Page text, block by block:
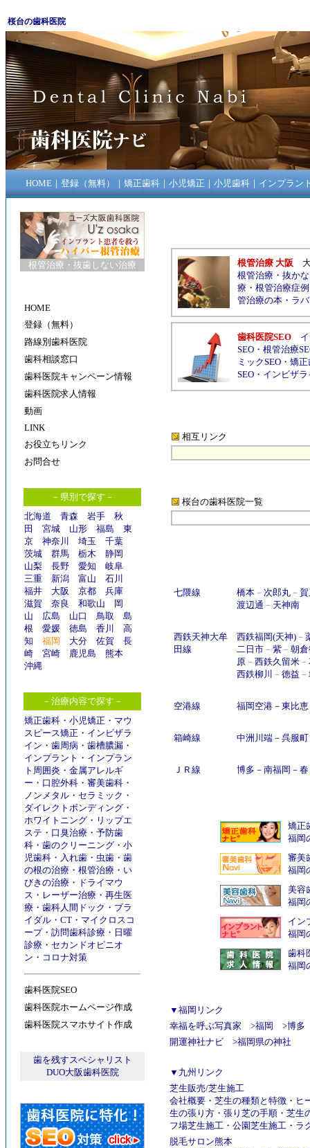
桜台の歯科医院
HOME｜ 登録（無料） ｜ 矯正歯科｜ 小児矯正 ｜ 小児歯科｜ インプラン
根管治療 ・ 抜歯しない治療
HOME
登録（無料）
路線別歯科医院
歯科相談窓口
歯科医院キャンペーン情報
歯科医院求人情報
動画
LINK
お役立ちリンク
お問合せ
－県別で探す－
北海道
青森 岩手
秋
田
宮城 山形 福島
東
京
神奈川 埼玉
千葉
茨城
群馬 栃木
静岡
山梨
長野 愛知
岐阜
三重
新潟 富山
石川
福井
大阪 京都
兵庫
滋賀
奈良 和歌山
岡
山
広島 山口 鳥取
島
根
愛媛 徳島 香川
高
知
福岡 大分 佐賀
長
崎
宮崎 鹿児島
熊本
沖縄
－治療内容で探す－
矯正歯科 ・ 小児矯正 ・ マウ
スピース矯正 ・ インビザラ
イン ・ 歯周病 ・ 歯槽膿漏 ・
インプラント ・ インプラン
ト周囲炎 ・ 金属アレルギ
ー ・ 口腔外科 ・ 審美歯科 ・
ノンメタル ・ セラミック ・
ダイレクトボンディング ・
ホワイトニング ・ リップエ
ステ ・ 口臭治療 ・ 予防歯
科 ・ 歯のクリーニング ・ 小
児歯科 ・ 入れ歯 ・ 虫歯 ・ 歯
の根の治療 ・ 根管治療 ・ い
びきの治療 ・ ドライマウ
ス ・ レーザー治療 ・ 再生医
療 ・ 歯科人間ドック ・ ブラ
イダル ・ CT ・ マイクロスコ
ープ・ 訪問歯科診療 ・ 日曜
診療 ・ セカンドオピニオ
ン ・ コロナ対策
歯科医院SEO
歯科医院ホームページ作成
歯科医院スマホサイト作成
歯を残すスペシャリスト
DUO大阪歯科医院
根管治療 大阪
根管治療・ 抜か
療・ 根管治療症例
管治療の本・ ラ
歯科医院SEO
SEO・ 根管治療
ミックSEO・ 矯正
SEO・ インビザラ
相互リンク
桜台の歯科医院一覧
七隈線 橋本－ 次郎丸－
渡辺通 － 天神南
西鉄天神大牟
田線
西鉄福岡(天神)－
二日市－ 紫－ 朝
原－ 西鉄久留米－
西鉄柳川 － 徳益 －
空港線 福岡空港－ 東比恵
箱崎線 中洲川端－ 呉服町
ＪＲ線 博多 － 南福岡 －
矯正
福岡
審美
福岡
美容
福岡
イン
福岡
歯科
福岡
▼福岡リンク
幸福を呼ぶ写真家 >福岡 >博多
開運神社ナビ >福岡県の神社
▼九州リンク
芝生販売/芝生施工
会社概要 ・ 芝生の種類と特徴 ・ ヒ
生の張り方 ・ 張り芝の手順 ・ 芝生
フ場芝生施工 ・ 公園芝生施工 ・ ラ
脱毛サロン熊本